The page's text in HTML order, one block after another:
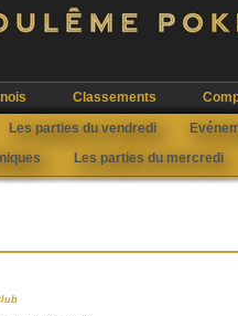
Classements
Les parties du vendredi
Les parties du mercredi